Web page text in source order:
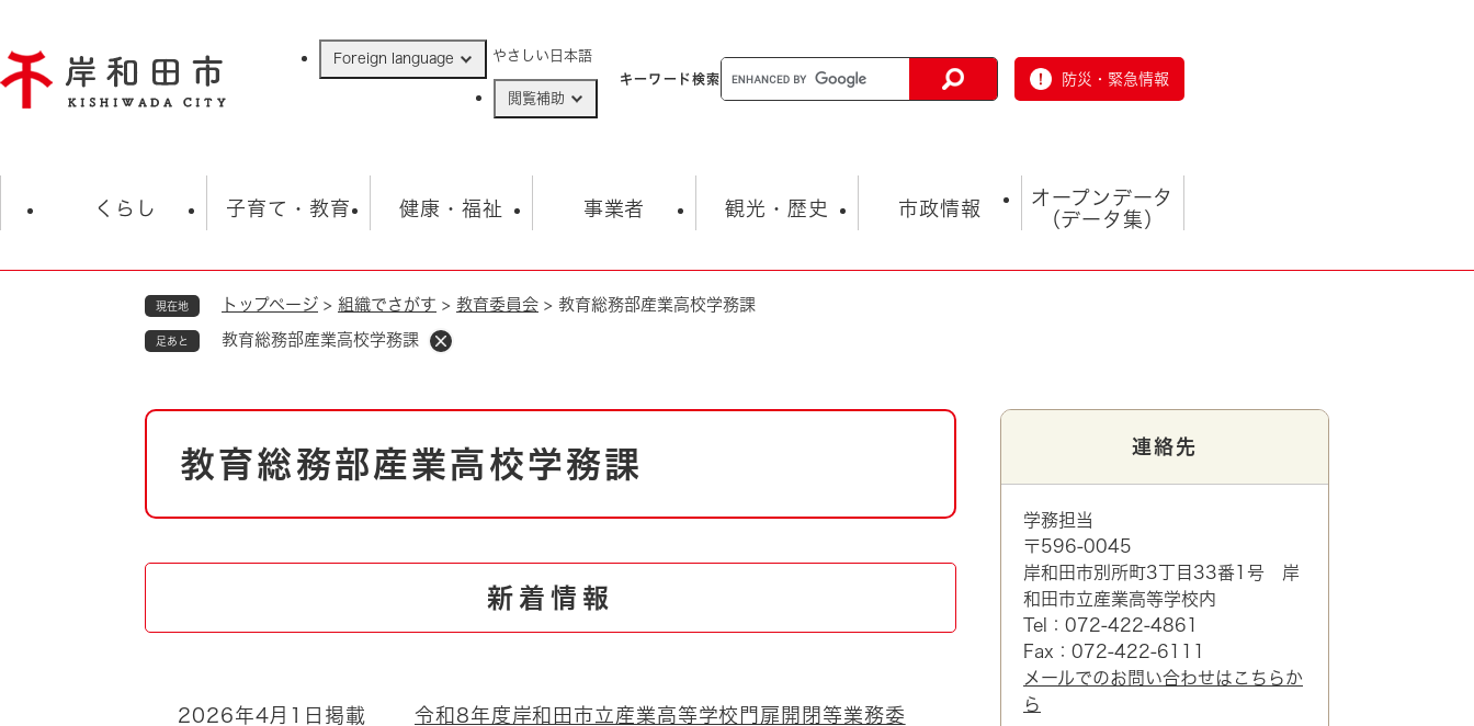
ジ
の
Foreign language やさしい日本語
閲覧補助
キーワード検索 防災・緊急情報
くらし
住民票・戸籍
ごみ・衛生・動物 救急・消防
防災・防犯 上水道・下水道
自然・環境・公園
地域コミュニティ・ボラン
ティア・協働
子育て・教育
学校 子育て
健康・福祉
福祉・健康・生活 生涯学習・スポーツ
事業者
入札・契約情報
環境 福祉・介護
観光・歴史
観光 観光スポット
市政情報
市の概要
市政 職員採用情報
市役所・施設の案内
オープンデータ
（データ集）
オープンデータ
現在地 トップページ > 組織でさがす > 教育委員会 > 教育総務部産業高校学務課
足あと 教育総務部産業高校学務課
本
教育総務部産業高校学務課
新着情報
2026年4月1日掲載
令和8年度岸和田市立産業高等学校門扉開閉等業務委
連絡先
学務担当
〒596-0045
岸和田市別所町3丁目33番1号 岸
和田市立産業高等学校内
Tel：072-422-4861
Fax：072-422-6111
メールでのお問い合わせはこちらか
ら